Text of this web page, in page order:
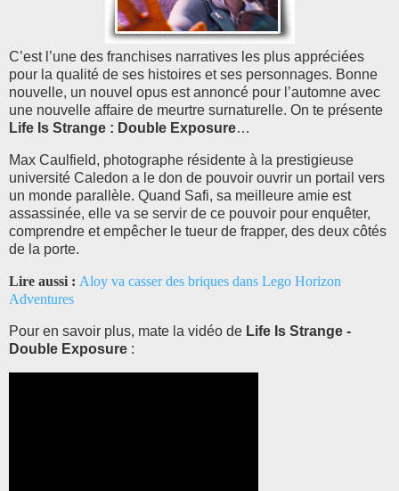
C’est l’une des franchises narratives les plus appréciées
pour la qualité de ses histoires et ses personnages. Bonne
nouvelle, un nouvel opus est annoncé pour l’automne avec
une nouvelle affaire de meurtre surnaturelle. On te présente
Life Is Strange : Double Exposure…
Max Caulfield, photographe résidente à la prestigieuse
université Caledon a le don de pouvoir ouvrir un portail vers
un monde parallèle. Quand Safi, sa meilleure amie est
assassinée, elle va se servir de ce pouvoir pour enquêter,
comprendre et empêcher le tueur de frapper, des deux côtés
de la porte.
Lire aussi : Aloy va casser des briques dans Lego Horizon
Adventures
Pour en savoir plus, mate la vidéo de Life Is Strange -
Double Exposure :